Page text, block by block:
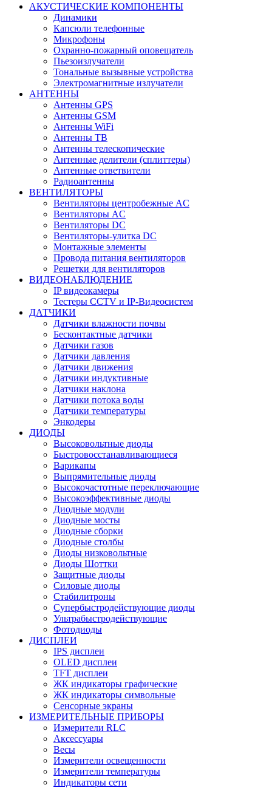
АКУСТИЧЕСКИЕ КОМПОНЕНТЫ
Динамики
Капсюли телефонные
Микрофоны
Охранно-пожарный оповещатель
Пьезоизлучатели
Тональные вызывные устройства
Электромагнитные излучатели
АНТЕННЫ
Антенны GPS
Антенны GSM
Антенны WiFi
Антенны ТВ
Антенны телескопические
Антенные делители (сплиттеры)
Антенные ответвители
Радиоантенны
ВЕНТИЛЯТОРЫ
Вентиляторы центробежные AC
Вентиляторы AC
Вентиляторы DC
Вентиляторы-улитка DC
Монтажные элементы
Провода питания вентиляторов
Решетки для вентиляторов
ВИДЕОНАБЛЮДЕНИЕ
IP видеокамеры
Тестеры CCTV и IP-Видеосистем
ДАТЧИКИ
Датчики влажности почвы
Бесконтактные датчики
Датчики газов
Датчики давления
Датчики движения
Датчики индуктивные
Датчики наклона
Датчики потока воды
Датчики температуры
Энкодеры
ДИОДЫ
Высоковольтные диоды
Быстровосстанавливающиеся
Варикапы
Выпрямительные диоды
Высокочастотные переключающие
Высокоэффективные диоды
Диодные модули
Диодные мосты
Диодные сборки
Диодные столбы
Диоды низковольтные
Диоды Шоттки
Защитные диоды
Силовые диоды
Стабилитроны
Супербыстродействующие диоды
Ультрабыстродействующие
Фотодиоды
ДИСПЛЕИ
IPS дисплеи
OLED дисплеи
TFT дисплеи
ЖК индикаторы графические
ЖК индикаторы символьные
Сенсорные экраны
ИЗМЕРИТЕЛЬНЫЕ ПРИБОРЫ
Измерители RLC
Аксессуары
Весы
Измерители освещенности
Измерители температуры
Индикаторы сети